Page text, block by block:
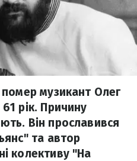
музикант Олег
рік. Причину
Він прославився
та автор
колективу "На